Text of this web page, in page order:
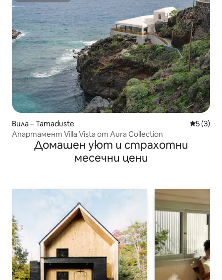
Вила – Tamaduste Средна
5 (3)
Апартамент Villa Vista от Aura Collection
Домашен уют и страхотни
месечни цени